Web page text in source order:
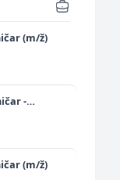
(m/ž)
-
(m/ž)